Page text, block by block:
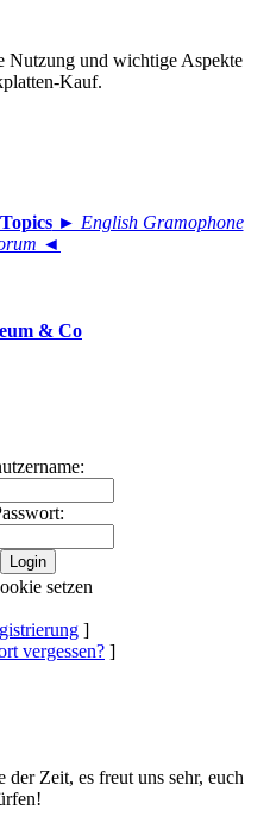
Nutzung und wichtige Aspekte
Kauf.
► English Gramophone
◄
& Co
setzen
]
vergessen? ]
Zeit, es freut uns sehr, euch